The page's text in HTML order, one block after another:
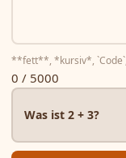
**fett**, *kursiv*,
0 / 5000
Was ist 2 + 3?